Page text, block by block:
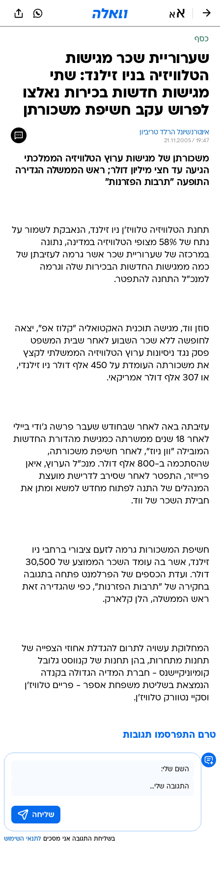
כסף
שערוריית שכר מגישות
הטלוויזיה בניו זילנד: שתי
מגישות חדשות בכירות נאלצו
לפרוש עקב חשיפת משכורתן
אינטרנשיונל הרלד טריביון
21.11.2005 / 19:47
משכורתן של מגישות ערוץ הטלוויזיה הממלכתי
הגיעה עד חצי מיליון דולר; ראש הממשלה הגדירה
התופעה "תרבות הפזרנות"
תחנת הטלוויזיה טלוויז'ן ניו זילנד, הנאבקת לשמור על
נתח של 58% מצופי הטלוויזיה במדינה, נתונה
במרכזה של שערוריית שכר אשר גרמה לעזיבתן של
כמה ממגישות החדשות הבכירות שלה וגרמה
למנכ"ל התחנה להתפטר.
סוזן ווד, מגישה תוכנית האקטואליה "קלוז אפ", יצאה
לחופשה ללא שכר השבוע לאחר שבית המשפט
פסק נגד ניסיונות ערוץ הטלוויזיה הממשלתי לקצץ
את משכורתה העומדת על 450 אלף דולר ניו זילנדי,
או 307 אלף דולר אמריקאי.
עזיבתה באה לאחר שבחודש שעבר פרשה ג'ודי ביילי
לאחר 18 שנים ממשרתה כמגישת מהדורת החדשות
המובילה "וון ניוז", לאחר חשיפת משכורתה,
שהסתכמה ב-800 אלף דולר. מנכ"ל הערוץ, איאן
פרייזר, התפטר לאחר שסירב לדרישת מועצת
המנהלים של התנה לפתוח מחדש למשא ומתן את
חבילת השכר של ווד.
חשיפת המשכורות גרמה לזעם ציבורי ברחבי ניו
זילנד, אשר בה עומד השכר הממוצע של 30,500
דולר. ועדת הכספים של הפרלמנט פתחה בתגובה
בחקירה של "תרבות הפזרנות", כפי שהגדירה זאת
ראש הממשלה, הלן קלארק.
המחלוקת עשויה לתרום להגדלת אחוזי הצפייה של
תחנות מתחרות, בהן תחנות של קנווסט גלובל
קומיוניקיישנס - חברת המדיה הגדולה בקנדה
הנמצאת בשליטת משפחת אספר - פריים טלוויז'ן
וסקיי נטוורק טלוויז'ן.
טרם התפרסמו תגובות
בשליחת התגובה אני מסכים לתנאי השימוש